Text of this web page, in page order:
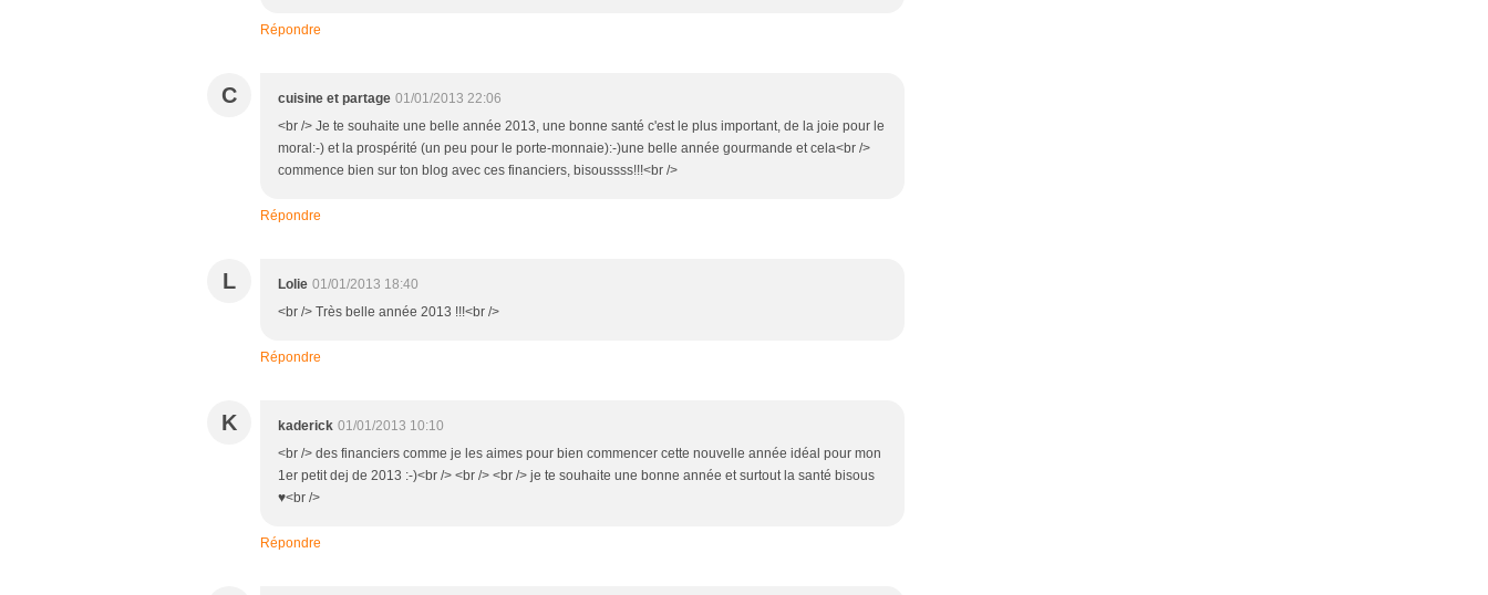
Répondre
C cuisine et partage 01/01/2013 22:06
<br /> Je te souhaite une belle année 2013, une bonne santé c'est le plus important, de la joie pour le
moral:-) et la prospérité (un peu pour le porte-monnaie):-)une belle année gourmande et cela<br />
commence bien sur ton blog avec ces financiers, bisoussss!!!<br />
Répondre
L Lolie 01/01/2013 18:40
<br /> Très belle année 2013 !!!<br />
Répondre
K kaderick 01/01/2013 10:10
<br /> des financiers comme je les aimes pour bien commencer cette nouvelle année idéal pour mon
1er petit dej de 2013 :-)<br /> <br /> <br /> je te souhaite une bonne année et surtout la santé bisous
♥<br />
Répondre